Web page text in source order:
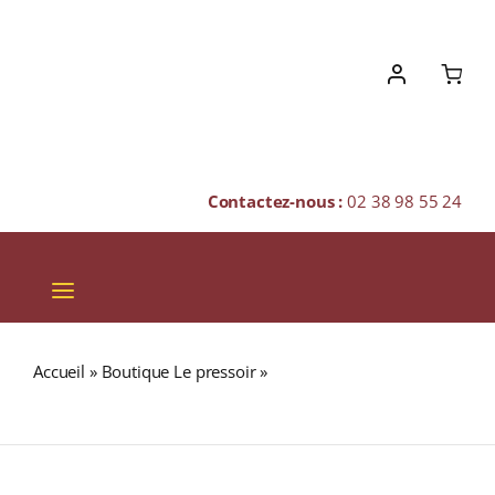
Contactez-nous :02 38 98 55 24
Toggle
Navigation
SPIRITUEUX
Accueil » Boutique Le pressoir»